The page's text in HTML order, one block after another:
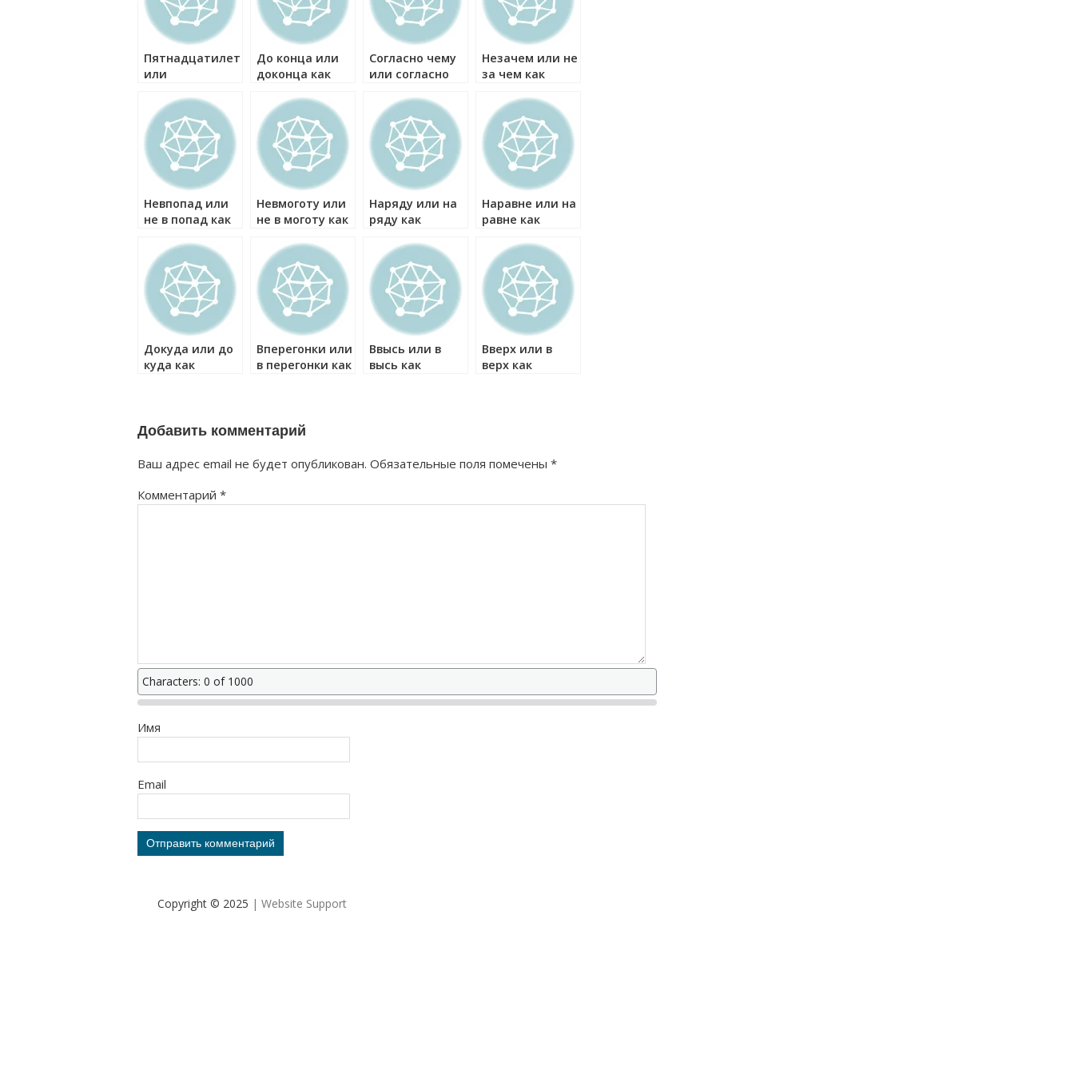
Пятнадцатилетие
или
летие как
правильно?
До конца или
доконца как
Согласно чему
или согласно
правильно?
Незачем или не
за чем как
Невпопад или
не в попад как
Невмоготу или
не в моготу как
Наряду или на
ряду как
Наравне или на
равне как
Докуда или до
куда как
Вперегонки или
в перегонки как
Ввысь или в
высь как
Вверх или в
верх как
Добавить комментарий
Ваш адрес email не будет опубликован. Обязательные поля помечены *
Комментарий *
Characters: 0 of 1000
Имя
Email
Copyright © 2025 | Website Support